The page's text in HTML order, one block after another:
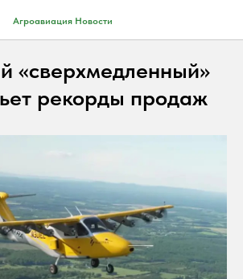
Агроавиация Новости
«сверхмедленный»
рекорды продаж